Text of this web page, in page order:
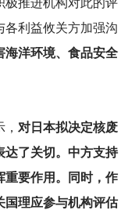
极推进机构对此的评
各利益攸关方加强沟
海洋环境、食品安全
对日本拟决定核废
达了关切。中方支持
重要作用。同时，作
国理应参与机构评估